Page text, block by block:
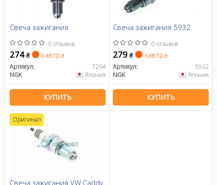
Свеча зажигания
0 отзывов
274₴ завтра
Артикул:
7264
NGK
Япония
КУПИТЬ
Свеча зажигания 5932
0 отзывов
279 ₴ завтра
Артикул:
5932
NGK
Япония
КУПИТЬ
Свеча зажигания VW Caddy,
Оригинал